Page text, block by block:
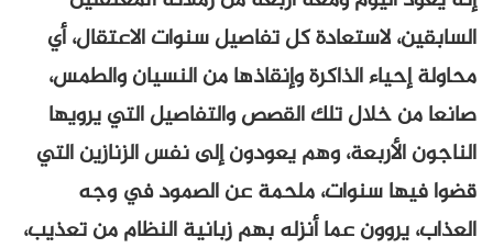
السابقين، لاستعادة كل تفاصيل سنوات الاعتقال، أي
محاولة إحياء الذاكرة وإنقاذها من النسيان والطمس،
صانعا من خلال تلك القصص والتفاصيل التي يرويها
الناجون الأربعة، وهم يعودون إلى نفس الزنازين التي
قضوا فيها سنوات، ملحمة عن الصمود في وجه
العذاب، يروون عما أنزله بهم زبانية النظام من تعذيب،